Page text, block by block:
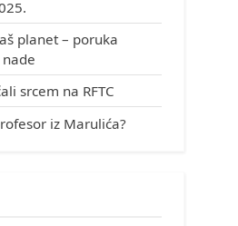
planet – poruka
srcem na RFTC
iz Marulića?